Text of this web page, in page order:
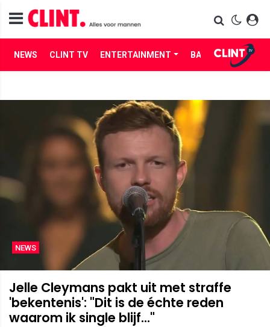
NEWS CLINT TV ENTERTAINMENT BABES LIFE
NEWS
Jelle Cleymans pakt uit met straffe
'bekentenis': "Dit is de échte reden
waarom ik single blijf..."